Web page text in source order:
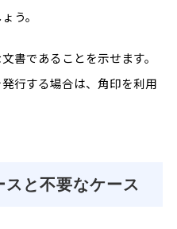
う。
書であることを示せます。
行する場合は、角印を利用
と不要なケース